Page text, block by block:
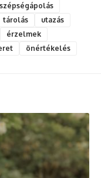
szépségápolás
tárolás
utazás
érzelmek
önértékelés